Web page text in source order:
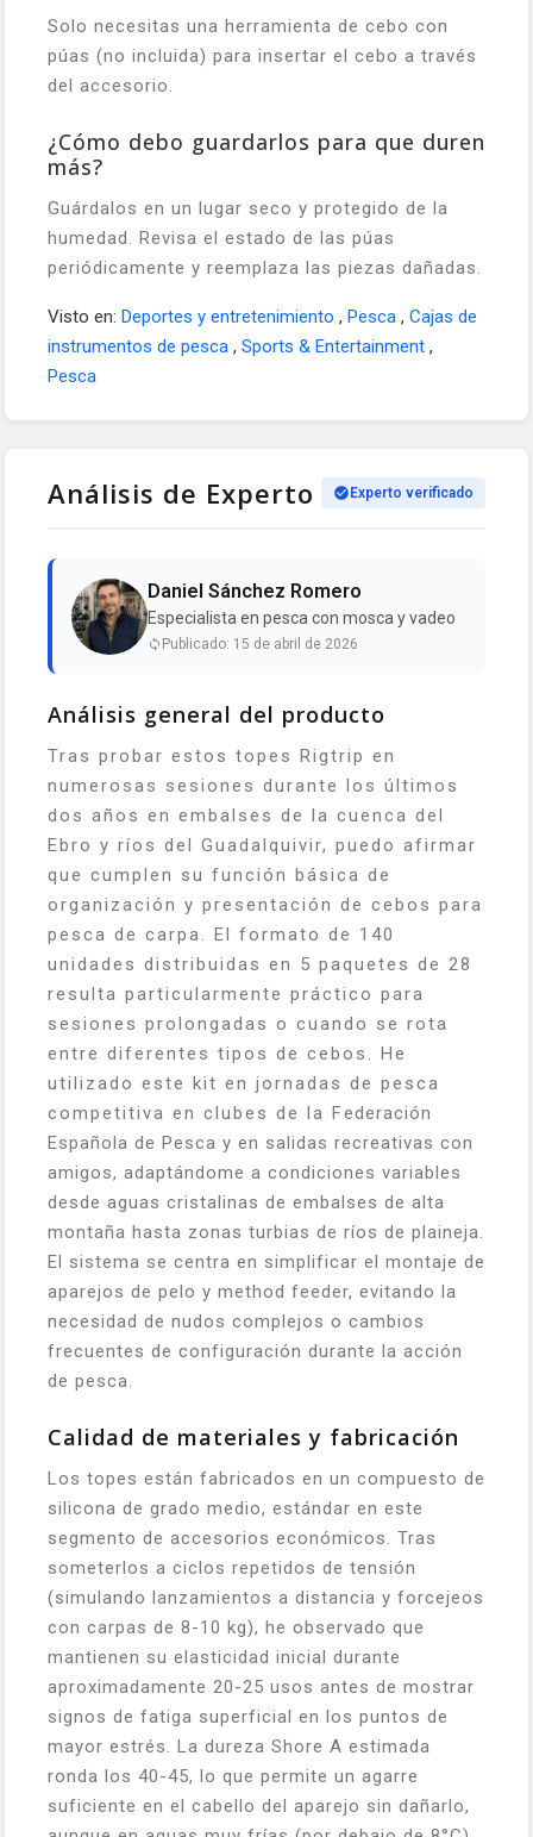
Solo necesitas una herramienta de cebo con
púas (no incluida) para insertar el cebo a través
del accesorio.
¿Cómo debo guardarlos para que duren
más?
Guárdalos en un lugar seco y protegido de la
humedad. Revisa el estado de las púas
periódicamente y reemplaza las piezas dañadas.
Visto en: Deportes y entretenimiento , Pesca , Cajas de
instrumentos de pesca , Sports & Entertainment ,
Pesca
Análisis de Experto Experto verificado
Daniel Sánchez Romero
Especialista en pesca con mosca y vadeo
Publicado: 15 de abril de 2026
Análisis general del producto
Tras probar estos topes Rigtrip en
numerosas sesiones durante los últimos
dos años en embalses de la cuenca del
Ebro y ríos del Guadalquivir, puedo afirmar
que cumplen su función básica de
organización y presentación de cebos para
pesca de carpa. El formato de 140
unidades distribuidas en 5 paquetes de 28
resulta particularmente práctico para
sesiones prolongadas o cuando se rota
entre diferentes tipos de cebos. He
utilizado este kit en jornadas de pesca
competitiva en clubes de la Federación
Española de Pesca y en salidas recreativas con
amigos, adaptándome a condiciones variables
desde aguas cristalinas de embalses de alta
montaña hasta zonas turbias de ríos de plaineja.
El sistema se centra en simplificar el montaje de
aparejos de pelo y method feeder, evitando la
necesidad de nudos complejos o cambios
frecuentes de configuración durante la acción
de pesca.
Calidad de materiales y fabricación
Los topes están fabricados en un compuesto de
silicona de grado medio, estándar en este
segmento de accesorios económicos. Tras
someterlos a ciclos repetidos de tensión
(simulando lanzamientos a distancia y forcejeos
con carpas de 8-10 kg), he observado que
mantienen su elasticidad inicial durante
aproximadamente 20-25 usos antes de mostrar
signos de fatiga superficial en los puntos de
mayor estrés. La dureza Shore A estimada
ronda los 40-45, lo que permite un agarre
suficiente en el cabello del aparejo sin dañarlo,